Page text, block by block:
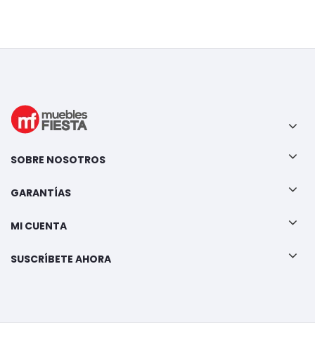
SOBRE NOSOTROS
GARANTÍAS
MI CUENTA
SUSCRÍBETE AHORA